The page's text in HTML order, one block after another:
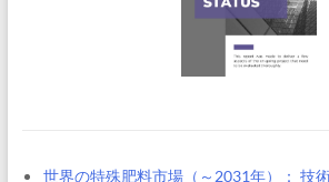
世界の特殊肥料市場（～2031年）： 技